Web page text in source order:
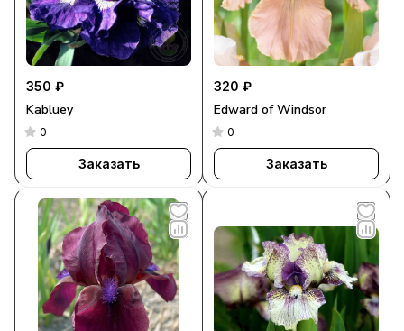
350 ₽
Kabluey
0
Заказать
320 ₽
Edward of Windsor
0
Заказать